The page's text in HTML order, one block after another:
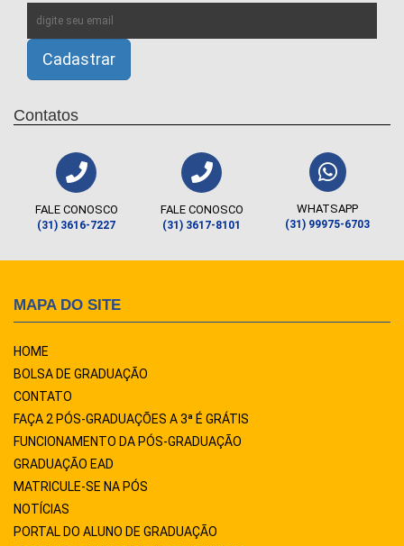
Contatos
FALE CONOSCO
(31) 3616-7227
FALE CONOSCO
(31) 3617-8101
WHATSAPP
(31) 99975-6703
MAPA DO SITE
HOME
BOLSA DE GRADUAÇÃO
CONTATO
FAÇA 2 PÓS-GRADUAÇÕES A 3ª É GRÁTIS
FUNCIONAMENTO DA PÓS-GRADUAÇÃO
GRADUAÇÃO EAD
MATRICULE-SE NA PÓS
NOTÍCIAS
PORTAL DO ALUNO DE GRADUAÇÃO